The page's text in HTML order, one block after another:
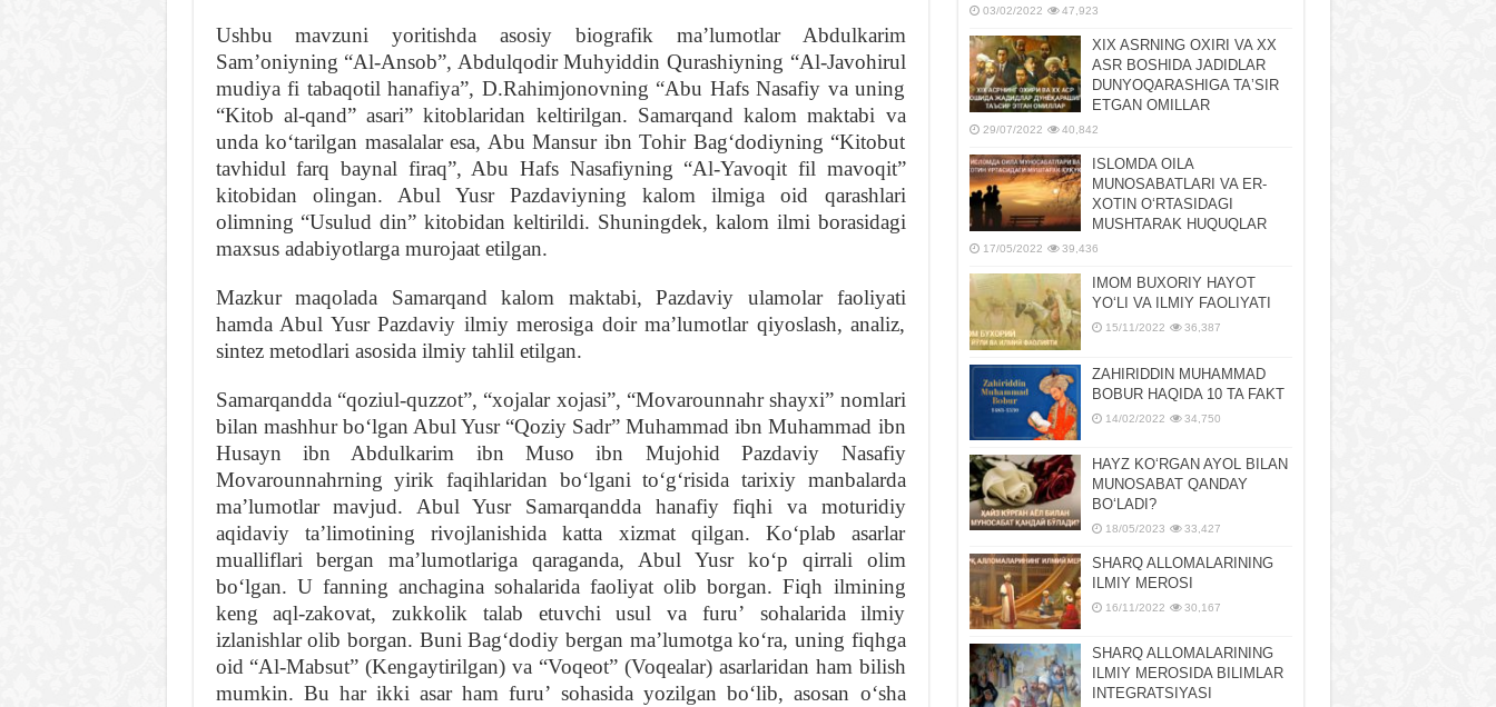
Ushbu mavzuni yoritishda asosiy biografik maʼlumotlar Abdulkarim
Samʼoniyning “Al-Ansob”, Abdulqodir Muhyiddin Qurashiyning “Al-Javohirul
mudiya fi tabaqotil hanafiya”, D.Rahimjonovning “Abu Hafs Nasafiy va uning
“Kitob al-qand” asari” kitoblaridan keltirilgan. Samarqand kalom maktabi va
unda koʻtarilgan masalalar esa, Abu Mansur ibn Tohir Bagʻdodiyning “Kitobut
tavhidul farq baynal firaq”, Abu Hafs Nasafiyning “Al-Yavoqit fil mavoqit”
kitobidan olingan. Abul Yusr Pazdaviyning kalom ilmiga oid qarashlari
olimning “Usulud din” kitobidan keltirildi. Shuningdek, kalom ilmi borasidagi
maxsus adabiyotlarga murojaat etilgan.
Mazkur maqolada Samarqand kalom maktabi, Pazdaviy ulamolar faoliyati
hamda Abul Yusr Pazdaviy ilmiy merosiga doir maʼlumotlar qiyoslash, analiz,
sintez metodlari asosida ilmiy tahlil etilgan.
Samarqandda “qoziul-quzzot”, “xojalar xojasi”, “Movarounnahr shayxi” nomlari
bilan mashhur boʻlgan Abul Yusr “Qoziy Sadr” Muhammad ibn Muhammad ibn
Husayn ibn Abdulkarim ibn Muso ibn Mujohid Pazdaviy Nasafiy
Movarounnahrning yirik faqihlaridan boʻlgani toʻgʻrisida tarixiy manbalarda
maʼlumotlar mavjud. Abul Yusr Samarqandda hanafiy fiqhi va moturidiy
aqidaviy taʼlimotining rivojlanishida katta xizmat qilgan. Koʻplab asarlar
mualliflari bergan maʼlumotlariga qaraganda, Abul Yusr koʻp qirrali olim
boʻlgan. U fanning anchagina sohalarida faoliyat olib borgan. Fiqh ilmining
keng aql-zakovat, zukkolik talab etuvchi usul va furuʼ sohalarida ilmiy
izlanishlar olib borgan. Buni Bagʻdodiy bergan maʼlumotga koʻra, uning fiqhga
oid “Al-Mabsut” (Kengaytirilgan) va “Voqeot” (Voqealar) asarlaridan ham bilish
mumkin. Bu har ikki asar ham furuʼ sohasida yozilgan boʻlib, asosan oʻsha
03/02/2022 47,923
XIX ASRNING OXIRI VA XX
ASR BOSHIDA JADIDLAR
DUNYOQARASHIGA TAʼSIR
ETGAN OMILLAR
29/07/2022 40,842
ISLOMDA OILA
MUNOSABATLARI VA ER-
XOTIN OʻRTASIDAGI
MUSHTARAK HUQUQLAR
17/05/2022 39,436
IMOM BUXORIY HAYOT
YOʻLI VA ILMIY FAOLIYATI
15/11/2022 36,387
ZAHIRIDDIN MUHAMMAD
BOBUR HAQIDA 10 TA FAKT
14/02/2022 34,750
HAYZ KOʻRGAN AYOL BILAN
MUNOSABAT QANDAY
BOʻLADI?
18/05/2023 33,427
SHARQ ALLOMALARINING
ILMIY MEROSI
16/11/2022 30,167
SHARQ ALLOMALARINING
ILMIY MЕROSIDA BILIMLAR
INTЕGRATSIYASI